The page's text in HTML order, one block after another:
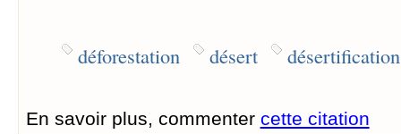
déforestation désert désertification
En savoir plus, commenter cette citation